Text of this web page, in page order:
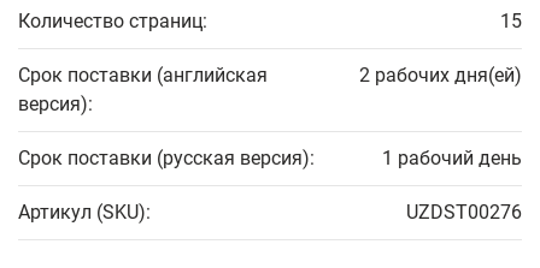
Количество страниц: 15
Срок поставки (английская
версия):
2 рабочих дня(ей)
Срок поставки (русская версия): 1 рабочий день
Артикул (SKU): UZDST00276